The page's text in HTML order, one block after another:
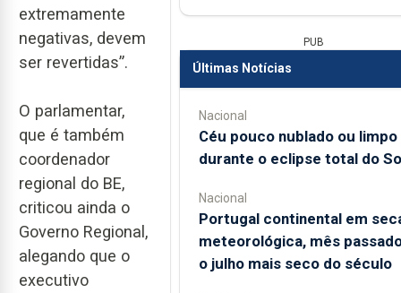
extremamente
negativas, devem
ser revertidas”.
O parlamentar,
que é também
coordenador
regional do BE,
criticou ainda o
Governo Regional,
alegando que o
executivo
PUB
Últimas Notícias
Nacional
Céu pouco nublado ou limpo
durante o eclipse total do
Nacional
Portugal continental em
meteorológica, mês
o julho mais seco do século